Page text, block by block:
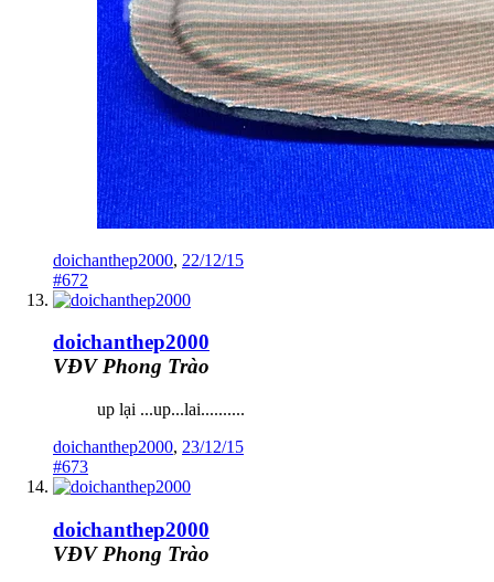
doichanthep2000, 22/12/15
#672
doichanthep2000
VĐV Phong Trào
up lại ...up...lai..........
doichanthep2000, 23/12/15
#673
doichanthep2000
VĐV Phong Trào